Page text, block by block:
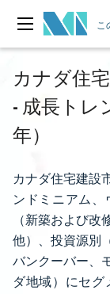
こ
カナダ住
- 成長トレ
年）
カナダ住宅建設
ンドミニアム
（新築および
他）、投資源別
バンクーバー、
ダ地域）にセ